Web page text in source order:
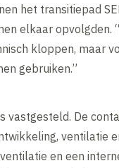
het transitiepad
elkaar
kloppen, maar
gebruiken.”
vastgesteld. De
ventilatie
en een